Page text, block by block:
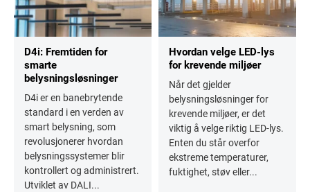
D4i: Fremtiden for
smarte
belysningsløsninger
D4i er en banebrytende
standard i en verden av
smart belysning, som
revolusjonerer hvordan
belysningssystemer blir
kontrollert og administrert.
Utviklet av DALI...
Hvordan velge LED-lys
for krevende miljøer
Når det gjelder
belysningsløsninger for
krevende miljøer, er det
viktig å velge riktig LED-lys.
Enten du står overfor
ekstreme temperaturer,
fuktighet, støv eller...